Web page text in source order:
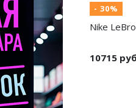
- 30%
Nike
10715 руб